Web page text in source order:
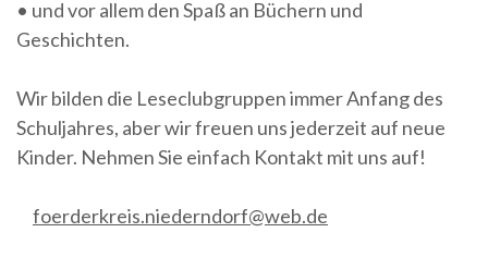
• und vor allem den Spaß an Büchern und
Geschichten.
Wir bilden die Leseclubgruppen immer Anfang des
Schuljahres, aber wir freuen uns jederzeit auf neue
Kinder. Nehmen Sie einfach Kontakt mit uns auf!
foerderkreis.niederndorf@web.de